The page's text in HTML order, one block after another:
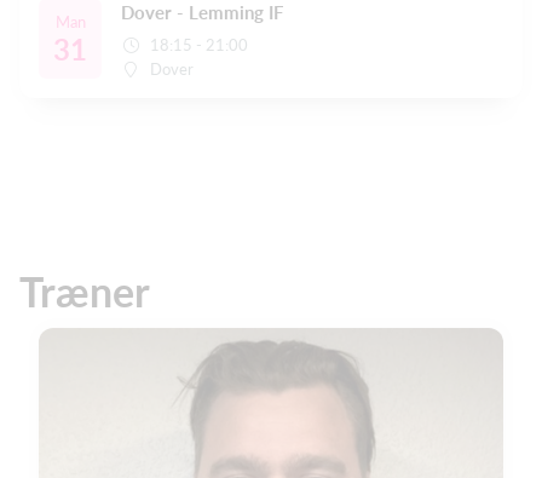
Man
31
Dover - Lemming IF
18:15 - 21:00
Dover
Træner